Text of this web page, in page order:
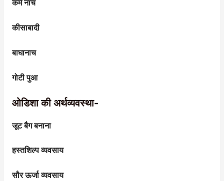
कर्म नाच
कीसाबादी
बाघानाच
गोटी पुआ
ओडिशा की अर्थव्यवस्था-
जूट बैग बनाना
हस्तशिल्प व्यवसाय
सौर ऊर्जा व्यवसाय